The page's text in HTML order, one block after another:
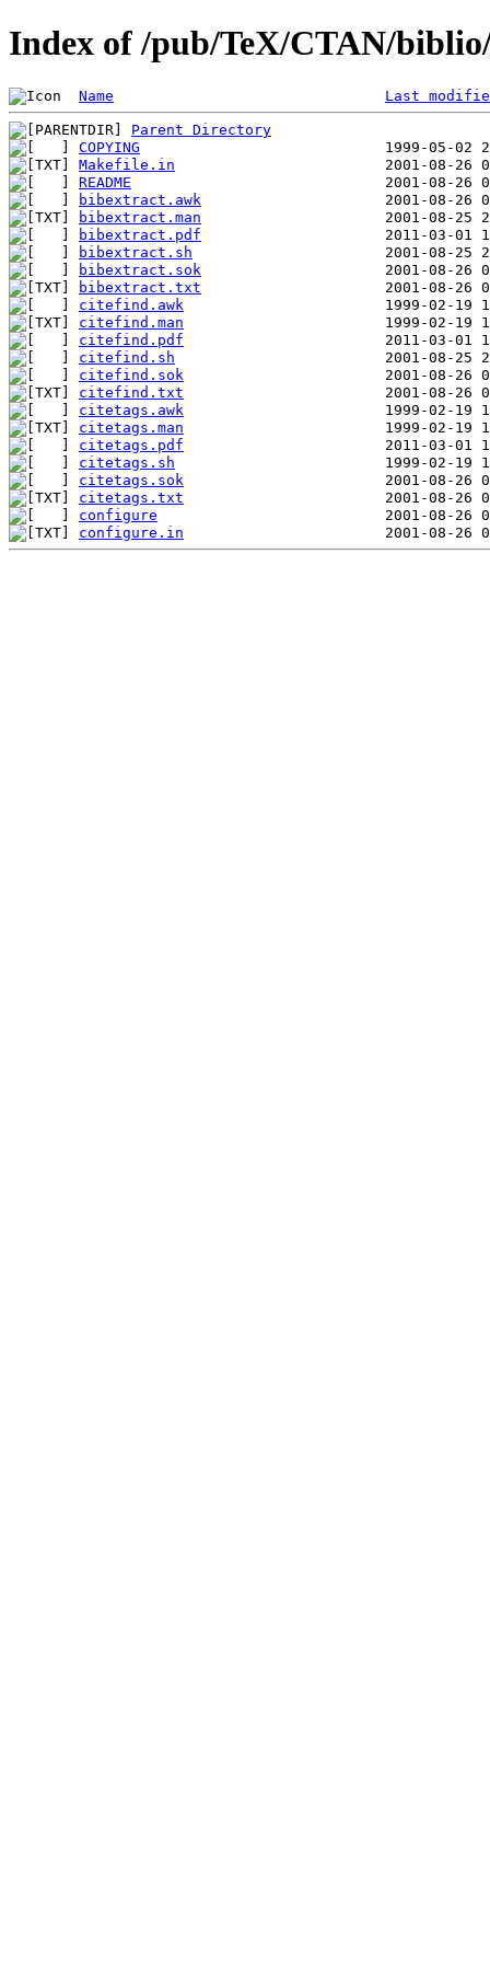
Index of /pub/TeX/CTAN/
Name Last
Parent Directory
COPYING
Makefile.in
README
bibextract.awk
bibextract.man
bibextract.pdf
bibextract.sh
bibextract.sok
bibextract.txt
citefind.awk
citefind.man
citefind.pdf
citefind.sh
citefind.sok
citefind.txt
citetags.awk
citetags.man
citetags.pdf
citetags.sh
citetags.sok
citetags.txt
configure
configure.in